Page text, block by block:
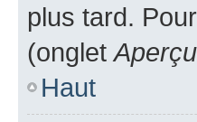
plus tard.
(onglet
Haut